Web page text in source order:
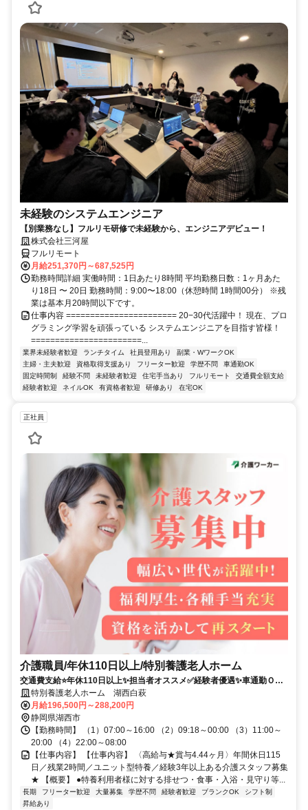
未経験のシステムエンジニア
【別業務なし】フルリモ研修で未経験から、エンジニアデビュー！
株式会社三河屋
フルリモート
月給251,370円～687,525円
勤務時間詳細 実働時間：1日あたり8時間 平均勤務日数：1ヶ月あた
り18日 〜 20日 勤務時間：9:00〜18:00（休憩時間 1時間00分） ※残
業は基本月20時間以下です。
仕事内容 ======================= 20−30代活躍中！ 現在、プロ
グラミング学習を頑張っている システムエンジニアを目指す皆様！
=======================...
業界未経験者歓迎 ランチタイム 社員登用あり
副業・WワークOK
主婦・主夫歓迎
資格取得支援あり フリーター歓迎 学歴不問
車通勤OK
固定時間制
経験不問 未経験者歓迎 住宅手当あり フルリモート
交通費全額支給
経験者歓迎
ネイルOK 有資格者歓迎 研修あり 在宅OK
正社員
介護職員/年休110日以上/特別養護老人ホーム
交通費支給⭐️年休110日以上✨担当者オススメ✅️経験者優遇✨車通勤ＯＫ
⭕️駅チカ✨高額求人
特別養護老人ホーム 湖西白萩
月給196,500円～288,200円
静岡県湖西市
【勤務時間】 （1）07:00～16:00 （2）09:18～00:00 （3）11:00～
20:00 （4）22:00～08:00
【仕事内容】 【仕事内容】 〈高給与★賞与4.44ヶ月〉年間休日115
日／残業2時間／ユニット型特養／経験3年以上ある介護スタッフ募集
★ 【概要】 ●特養利用者様に対する排せつ・食事・入浴・見守り等...
長期 フリーター歓迎 大量募集 学歴不問 経験者歓迎 ブランクOK
シフト制
昇給あり